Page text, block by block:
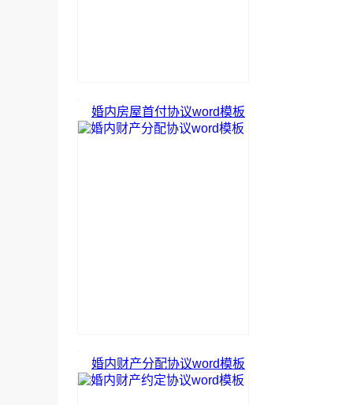
婚内房屋首付协议word模板
婚内财产分配协议word模板